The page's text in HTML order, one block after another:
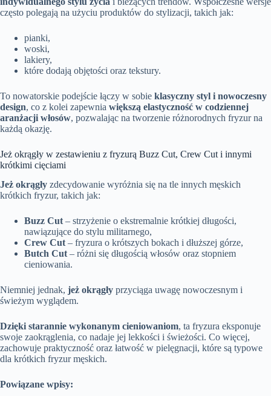
często polegają na użyciu produktów do stylizacji, takich jak:
pianki,
woski,
lakiery,
które dodają objętości oraz tekstury.
To nowatorskie podejście łączy w sobie klasyczny styl i nowoczesny
design, co z kolei zapewnia większą elastyczność w codziennej
aranżacji włosów, pozwalając na tworzenie różnorodnych fryzur na
każdą okazję.
Jeż okrągły w zestawieniu z fryzurą Buzz Cut, Crew Cut i innymi
krótkimi cięciami
Jeż okrągły zdecydowanie wyróżnia się na tle innych męskich
krótkich fryzur, takich jak:
Buzz Cut – strzyżenie o ekstremalnie krótkiej długości,
nawiązujące do stylu militarnego,
Crew Cut – fryzura o krótszych bokach i dłuższej górze,
Butch Cut – różni się długością włosów oraz stopniem
cieniowania.
Niemniej jednak, jeż okrągły przyciąga uwagę nowoczesnym i
świeżym wyglądem.
Dzięki starannie wykonanym cieniowaniom, ta fryzura eksponuje
swoje zaokrąglenia, co nadaje jej lekkości i świeżości. Co więcej,
zachowuje praktyczność oraz łatwość w pielęgnacji, które są typowe
dla krótkich fryzur męskich.
Powiązane wpisy: